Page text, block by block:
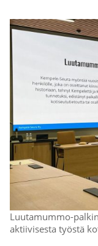
Luutamummo-
aktiivisesta työstä